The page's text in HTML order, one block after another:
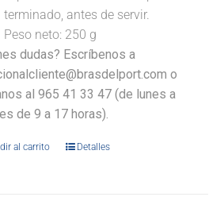
terminado, antes de servir.
Peso neto: 250 g
dudas? Escríbenos a
o
al 965 41 33 47 (de lunes a
de 9 a 17 horas).
al carrito Detalles